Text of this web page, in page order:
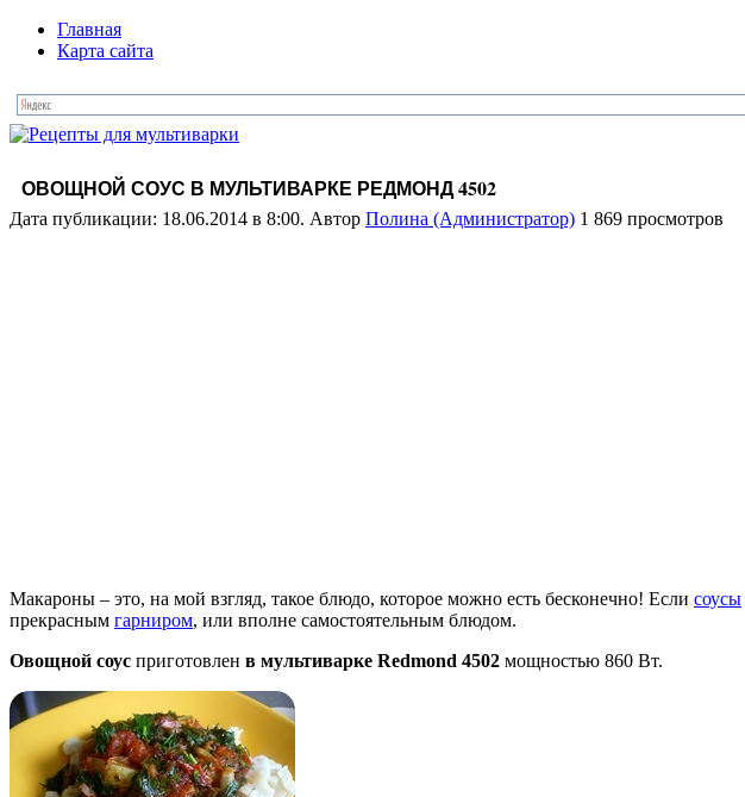
Главная
Карта сайта
ОВОЩНОЙ СОУС В МУЛЬТИВАРКЕ РЕДМОНД 4502
Дата публикации: 18.06.2014 в 8:00. Автор Полина (Администратор) 1 869 просмотров
Макароны – это, на мой взгляд, такое блюдо, которое можно есть бесконечно! Если соусы
прекрасным гарниром, или вполне самостоятельным блюдом.
Овощной соус приготовлен в мультиварке Redmond 4502 мощностью 860 Вт.